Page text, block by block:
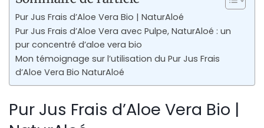
Pur Jus Frais d’Aloe Vera Bio | NaturAloé
Pur Jus Frais d’Aloe Vera avec Pulpe, NaturAloé : un
pur concentré d’aloe vera bio
Mon témoignage sur l’utilisation du Pur Jus Frais
d’Aloe Vera Bio NaturAloé
Pur Jus Frais d’Aloe Vera Bio |